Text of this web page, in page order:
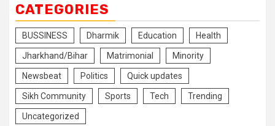
CATEGORIES
BUSSINESS Dharmik Education Health
Jharkhand/Bihar Matrimonial Minority
Newsbeat Politics Quick updates
Sikh Community Sports Tech Trending
Uncategorized